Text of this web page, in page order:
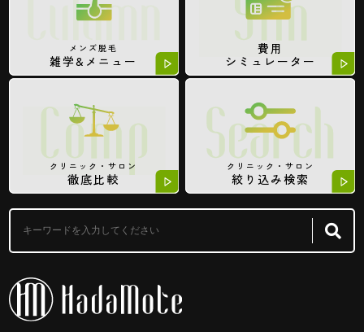
メンズ脱毛
雑学&メニュー
費用
シミュレーター
クリニック・サロン
徹底比較
クリニック・サロン
絞り込み検索